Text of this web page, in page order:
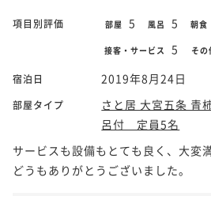
項目別評価 部屋 5 風呂 5 朝食
接客・サービス 5 その
宿泊日 2019年8月24日
部屋タイプ
さと居 大宮五条 青
呂付 定員5名
サービスも設備もとても良く、大変
どうもありがとうございました。